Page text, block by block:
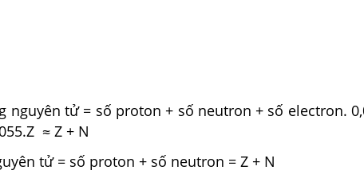
nguyên tử = số proton + số neutron + số electron.
≈ Z + N
tử = số proton + số neutron = Z + N